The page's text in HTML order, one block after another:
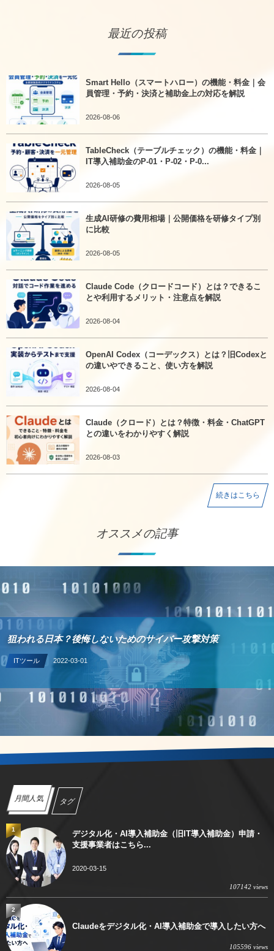
最近の投稿
Smart Hello（スマートハロー）の機能・料金｜会
員管理・予約・決済と補助金上の対応を解説
2026-08-06
TableCheck（テーブルチェック）の機能・料金｜
IT導入補助金のP-01・P-02・P-0...
2026-08-05
生成AI研修の費用相場｜公開価格を研修タイプ別
に比較
2026-08-05
Claude Code（クロードコード）とは？できるこ
とや利用するメリット・注意点を解説
2026-08-04
OpenAI Codex（コーデックス）とは？旧Codexと
の違いやできること、使い方を解説
2026-08-04
Claude（クロード）とは？特徴・料金・ChatGPT
との違いをわかりやすく解説
2026-08-03
続きはこちら
オススメの記事
狙われる日本？後悔しないためのサイバー攻撃対策
ITツール 2022-03-01
月間人気 タグ
デジタル化・AI導入補助金（旧IT導入補助金）申請・
支援事業者はこちら...
2020-03-15
107142 views
1
Claudeをデジタル化・AI導入補助金で導入したい方へ
105596 views
2